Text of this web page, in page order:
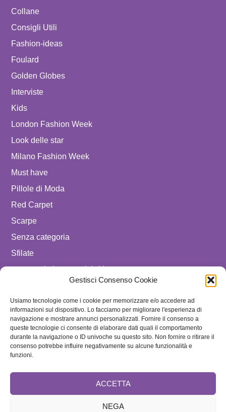
Gestisci Consenso Cookie
Usiamo tecnologie come i cookie per memorizzare e/o accedere ad
informazioni sul dispositivo. Lo facciamo per migliorare l'esperienza di
navigazione e mostrare annunci personalizzati. Fornire il consenso a
queste tecnologie ci consente di elaborare dati quali il comportamento
durante la navigazione o ID univoche su questo sito. Non fornire o ritirare il
consenso potrebbe influire negativamente su alcune funzionalità e
funzioni.
ACCETTA
NEGA
Collane
Consigli Utili
Fashion-ideas
Foulard
Golden Globes
Interviste
Kids
London Fashion Week
Look delle star
Milano Fashion Week
Must have
Pillole di Moda
Red Carpet
Scarpe
Senza categoria
Sfilate
spostare in luxury celebrities
Uomo
SEGUICI SU
ISCRIVITI ALLA NEWSLETTER